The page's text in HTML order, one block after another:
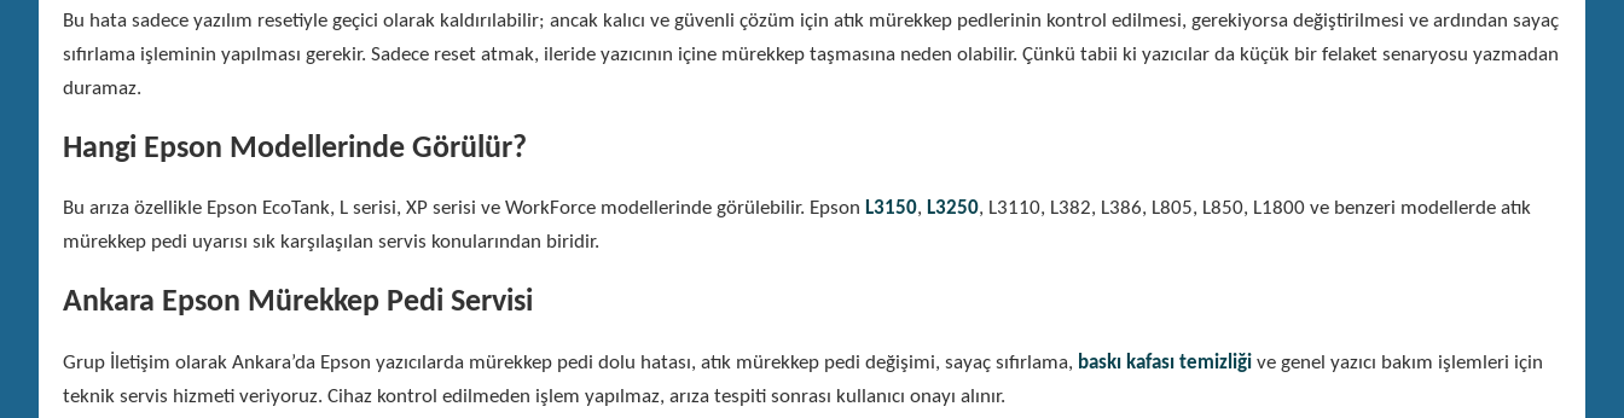
Bu hata sadece yazılım resetiyle geçici olarak kaldırılabilir; ancak kalıcı ve güvenli çözüm için atık mürekkep pedlerinin kontrol edilmesi, gerekiyorsa değiştirilmesi ve ardından sayaç
sıfırlama işleminin yapılması gerekir. Sadece reset atmak, ileride yazıcının içine mürekkep taşmasına neden olabilir. Çünkü tabii ki yazıcılar da küçük bir felaket senaryosu yazmadan
duramaz.
Hangi Epson Modellerinde Görülür?
Bu arıza özellikle Epson EcoTank, L serisi, XP serisi ve WorkForce modellerinde görülebilir. Epson L3150, L3250, L3110, L382, L386, L805, L850, L1800 ve benzeri modellerde atık
mürekkep pedi uyarısı sık karşılaşılan servis konularından biridir.
Ankara Epson Mürekkep Pedi Servisi
Grup İletişim olarak Ankara’da Epson yazıcılarda mürekkep pedi dolu hatası, atık mürekkep pedi değişimi, sayaç sıfırlama, baskı kafası temizliği ve genel yazıcı bakım işlemleri için
teknik servis hizmeti veriyoruz. Cihaz kontrol edilmeden işlem yapılmaz, arıza tespiti sonrası kullanıcı onayı alınır.